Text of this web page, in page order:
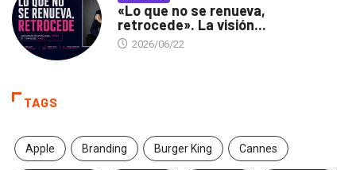
«Lo que no se renueva,
retrocede». La visión...
2026/06/22
TAGS
Apple Branding Burger King Cannes